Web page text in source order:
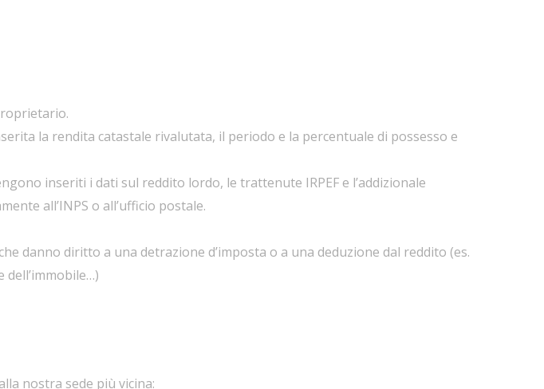
la rendita catastale rivalutata, il periodo e la percentuale di possesso e
inseriti i dati sul reddito lordo, le trattenute IRPEF e l’addizionale
all’INPS o all’ufficio postale.
danno diritto a una detrazione d’imposta o a una deduzione dal reddito (es.
nostra sede più vicina: